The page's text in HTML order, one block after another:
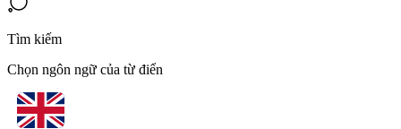
Tìm kiếm
Chọn ngôn ngữ của từ điển